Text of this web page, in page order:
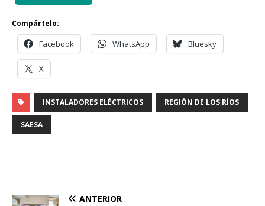
Compártelo:
Facebook WhatsApp Bluesky
X
INSTALADORES ELÉCTRICOS REGIÓN DE LOS RÍOS
SAESA
ANTERIOR